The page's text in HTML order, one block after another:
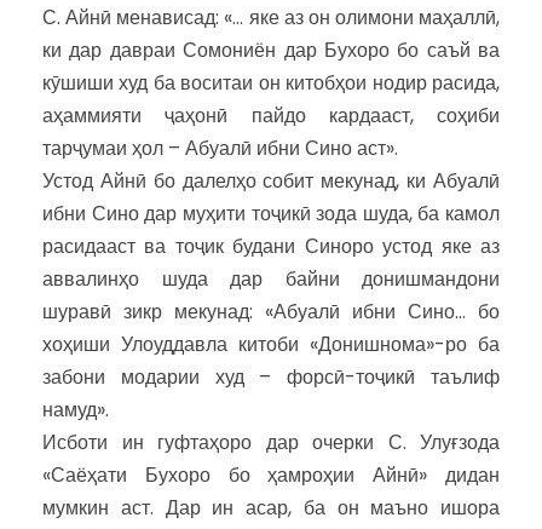
С. Айнӣ менависад: «… яке аз он олимони маҳаллӣ,
ки дар давраи Сомониён дар Бухоро бо саъй ва
кӯшиши худ ба воситаи он китобҳои нодир расида,
аҳаммияти ҷаҳонӣ пайдо кардааст, соҳиби
тарҷумаи ҳол – Абуалӣ ибни Сино аст».
Устод Айнӣ бо далелҳо собит мекунад, ки Абуалӣ
ибни Сино дар муҳити тоҷикӣ зода шуда, ба камол
расидааст ва тоҷик будани Синоро устод яке аз
аввалинҳо шуда дар байни донишмандони
шуравӣ зикр мекунад: «Абуалӣ ибни Сино… бо
хоҳиши Улоуддавла китоби «Донишнома»-ро ба
забони модарии худ – форсӣ-тоҷикӣ таълиф
намуд».
Исботи ин гуфтаҳоро дар очерки С. Улуғзода
«Саёҳати Бухоро бо ҳамроҳии Айнӣ» дидан
мумкин аст. Дар ин асар, ба он маъно ишора